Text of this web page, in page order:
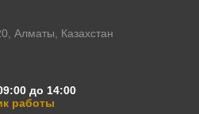
Алматы, Казахстан
до 14:00
работы